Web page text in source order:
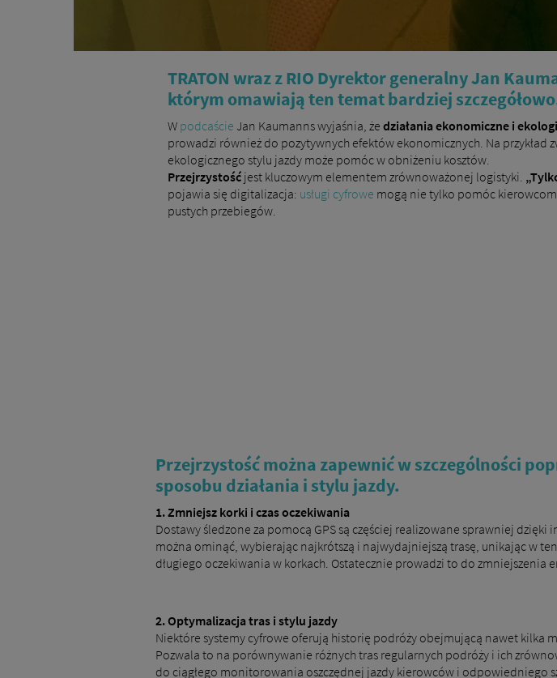
TRATON wraz z RIO Dyrektor generalny Jan
którym omawiają ten temat bardziej
W podcaście Jan Kaumanns wyjaśnia, że ​​działania ekonomiczne i
prowadzi również do pozytywnych efektów ekonomicznych. Na
ekologicznego stylu jazdy może pomóc w obniżeniu kosztów.
Przejrzystośćjest kluczowym elementem zrównoważonej logistyki.
pojawia się digitalizacja: usługi cyfrowe mogą nie tylko pomóc
pustych przebiegów.
Przejrzystość można zapewnić w szczególności
sposobu działania i stylu jazdy.
1. Zmniejsz korki i czas oczekiwania
Dostawy śledzone za pomocą GPS są częściej realizowane sprawniej
można ominąć, wybierając najkrótszą i najwydajniejszą trasę, unikając w
długiego oczekiwania w korkach. Ostatecznie prowadzi to do zmniejszenia
2. Optymalizacja tras i stylu jazdy
Niektóre systemy cyfrowe oferują historię podróży obejmującą nawet kilka
Pozwala to na porównywanie różnych tras regularnych podróży i ich
do ciągłego monitorowania oszczędnej jazdy kierowców i odpowiedniego